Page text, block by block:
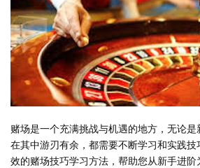
赌场是一个充满挑战与机遇的地方，无论
在其中游刃有余，都需要不断学习和实践
效的赌场技巧学习方法，帮助您从新手进阶